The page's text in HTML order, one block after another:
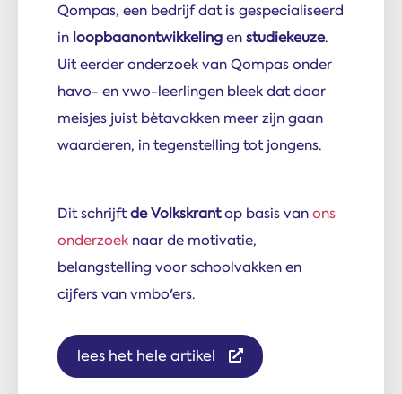
Qompas, een bedrijf dat is gespecialiseerd
in loopbaanontwikkelingenstudiekeuze.
Uit eerder onderzoek van Qompas onder
havo- en vwo-leerlingen bleek dat daar
meisjes juist bètavakken meer zijn gaan
waarderen, in tegenstelling tot jongens.
Dit schrijftde Volkskrantop basis vanons
onderzoek naar de motivatie,
belangstelling voor schoolvakken en
cijfers van vmbo'ers.
lees het hele artikel